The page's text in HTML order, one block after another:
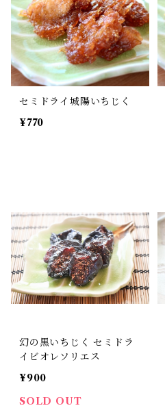
セミドライ城陽いちじく
¥770
幻の黒いちじく セミドラ
イビオレソリエス
¥900
SOLD OUT